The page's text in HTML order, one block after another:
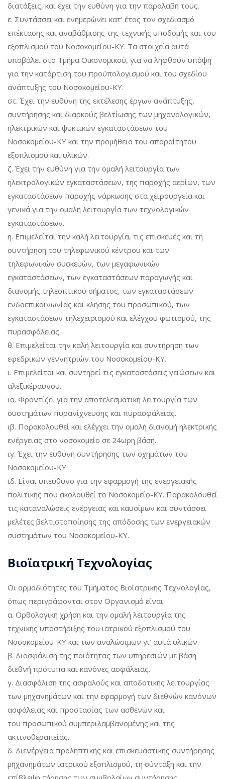
διατάξεις, και έχει την ευθύνη για την παραλαβή τους.
ε. Συντάσσει και ενημερώνει κατ’ έτος τον σχεδιασμό
επέκτασης και αναβάθμισης της τεχνικής υποδομής και του
εξοπλισμού του Νοσοκομείου-ΚΥ. Τα στοιχεία αυτά
υποβάλει στο Τμήμα Οικονομικού, για να ληφθούν υπόψη
για την κατάρτιση του προϋπολογισμού και του σχεδίου
ανάπτυξης του Νοσοκομείου-ΚΥ.
στ. Έχει την ευθύνη της εκτέλεσης έργων ανάπτυξης,
συντήρησης και διαρκούς βελτίωσης των μηχανολογικών,
ηλεκτρικών και ψυκτικών εγκαταστάσεων του
Νοσοκομείου-ΚΥ και την προμήθεια του απαραίτητου
εξοπλισμού και υλικών.
ζ. Έχει την ευθύνη για την ομαλή λειτουργία των
ηλεκτρολογικών εγκαταστάσεων, της παροχής αερίων, των
εγκαταστάσεων παροχής νάρκωσης στα χειρουργεία και
γενικά για την ομαλή λειτουργία των τεχνολογικών
εγκαταστάσεων.
η. Επιμελείται την καλή λειτουργία, τις επισκευές και τη
συντήρηση του τηλεφωνικού κέντρου και των
τηλεφωνικών συσκευών, των μεγαφωνικών
εγκαταστάσεων, των εγκαταστάσεων παραγωγής και
διανομής τηλεοπτικού σήματος, των εγκαταστάσεων
ενδοεπικοινωνίας και κλήσης του προσωπικού, των
εγκαταστάσεων τηλεχειρισμού και ελέγχου φωτισμού, της
πυρασφάλειας.
θ. Επιμελείται την καλή λειτουργία και συντήρηση των
εφεδρικών γεννητριών του Νοσοκομείου-ΚΥ.
ι. Επιμελείται και συντηρεί τις εγκαταστάσεις γειώσεων και
αλεξικέραυνου.
ια. Φροντίζει για την αποτελεσματική λειτουργία των
συστημάτων πυρανίχνευσης και πυρασφάλειας.
ιβ. Παρακολουθεί και ελέγχει την ομαλή διανομή ηλεκτρικής
ενέργειας στο νοσοκομείο σε 24ωρη βάση.
ιγ. Έχει την ευθύνη συντήρησης των οχημάτων του
Νοσοκομείου-ΚΥ.
ιδ. Είναι υπεύθυνο για την εφαρμογή της ενεργειακής
πολιτικής που ακολουθεί το Νοσοκομείο-ΚΥ. Παρακολουθεί
τις καταναλώσεις ενέργειας και καυσίμων και συντάσσει
μελέτες βελτιστοποίησης της απόδοσης των ενεργειακών
συστημάτων του Νοσοκομείου-ΚΥ.
Βιοϊατρική Τεχνολογίας
Οι αρμοδιότητες του Τμήματος Βιοϊατρικής Τεχνολογίας,
όπως περιγράφονται στον Οργανισμό είναι:
α. Ορθολογική χρήση και την ομαλή λειτουργία της
τεχνικής υποστήριξης του ιατρικού εξοπλισμού του
Νοσοκομείου-ΚΥ και των αναλώσιμων γι’ αυτά υλικών.
β. Διασφάλιση της ποιότητας των υπηρεσιών με βάση
διεθνή πρότυπα και κανόνες ασφάλειας.
γ. Διασφάλιση της ασφαλούς και αποδοτικής λειτουργίας
των μηχανημάτων και την εφαρμογή των διεθνών κανόνων
ασφάλειας και προστασίας των ασθενών και
του προσωπικού συμπεριλαμβανομένης και της
ακτινοθεραπείας.
δ. Διενέργεια προληπτικής και επισκευαστικής συντήρησης
μηχανημάτων ιατρικού εξοπλισμού, τη σύνταξη και την